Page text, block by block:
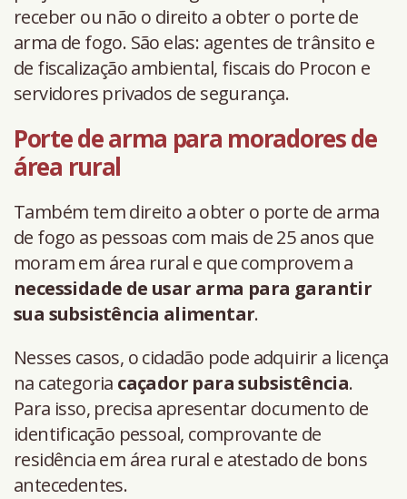
receber ou não o direito a obter o porte de
arma de fogo. São elas: agentes de trânsito e
de fiscalização ambiental, fiscais do Procon e
servidores privados de segurança.
Porte de arma para moradores de
área rural
Também tem direito a obter o porte de arma
de fogo as pessoas com mais de 25 anos que
moram em área rural e que comprovem a
necessidade de usar arma para garantir
sua subsistência alimentar.
Nesses casos, o cidadão pode adquirir a licença
na categoria caçador para subsistência.
Para isso, precisa apresentar documento de
identificação pessoal, comprovante de
residência em área rural e atestado de bons
antecedentes.